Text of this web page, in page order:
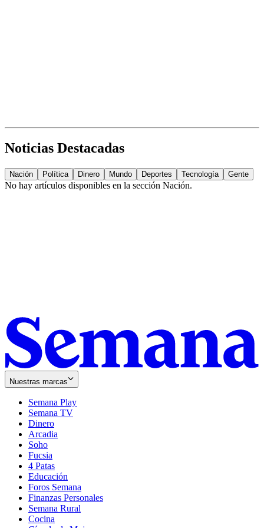
Noticias Destacadas
Nación Política Dinero Mundo Deportes Tecnología Gente
No hay artículos disponibles en la sección Nación.
Nuestras marcas
Semana Play
Semana TV
Dinero
Arcadia
Soho
in
new
window
Fucsia
in
new
window
4 Patas
Educación
Foros Semana
Finanzas Personales
Semana Rural
Cocina